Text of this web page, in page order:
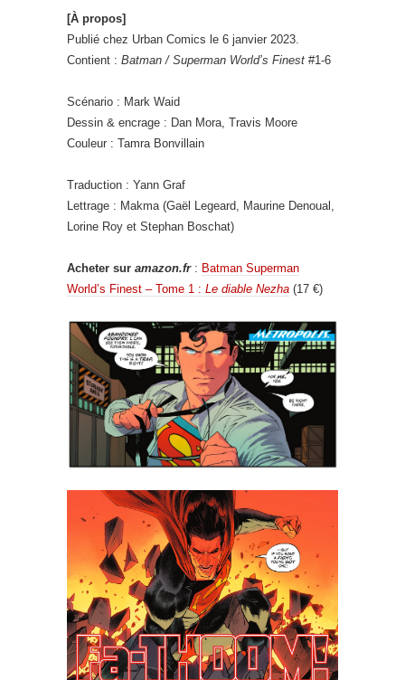
[À propos]
Publié chez Urban Comics le 6 janvier 2023.
Contient : Batman / Superman World’s Finest #1-6
Scénario : Mark Waid
Dessin & encrage : Dan Mora, Travis Moore
Couleur : Tamra Bonvillain
Traduction : Yann Graf
Lettrage : Makma (Gaël Legeard, Maurine Denoual,
Lorine Roy et Stephan Boschat)
Acheter sur amazon.fr: Batman Superman
World’s Finest – Tome 1 : Le diable Nezha (17 €)